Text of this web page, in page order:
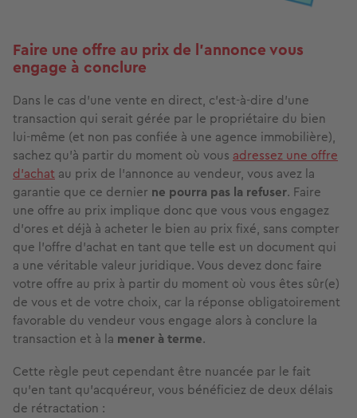
Faire une offre au prix de l’annonce vous
engage à conclure
Dans le cas d'une vente en direct, c'est-à-dire d'une
transaction qui serait gérée par le propriétaire du bien
lui-même (et non pas confiée à une agence immobilière),
sachez qu'à partir du moment où vous adressez une offre
d’achat au prix de l’annonce au vendeur, vous avez la
garantie que ce dernier ne pourra pas la refuser. Faire
une offre au prix implique donc que vous vous engagez
d’ores et déjà à acheter le bien au prix fixé, sans compter
que l’offre d’achat en tant que telle est un document qui
a une véritable valeur juridique. Vous devez donc faire
votre offre au prix à partir du moment où vous êtes sûr(e)
de vous et de votre choix, car la réponse obligatoirement
favorable du vendeur vous engage alors à conclure la
transaction et à la mener à terme.
Cette règle peut cependant être nuancée par le fait
qu’en tant qu’acquéreur, vous bénéficiez de deux délais
de rétractation :